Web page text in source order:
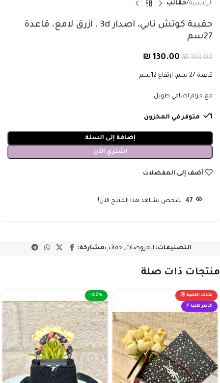
الرئيسية حقائب
حقيبة كوتش تابي، اصدار 3d ، ازرق لامع، قاعدة
27سم
₪160.00
₪ 130.00
قاعدة 27 سم، ارتفاع 12سم
مع حزام اضافي طويل
1 متوفر في المخزون
إضافة إلى السلة
اشتري الآن
أضف إلى المفضلات
47 شخص يشاهد هذا المنتج الآن!
التصنيفات: العروضات, حقائبمشاركة:
منتجات ذات صلة
نفذت الكمية 😢
الأكثر طلبا ⚡
-42%